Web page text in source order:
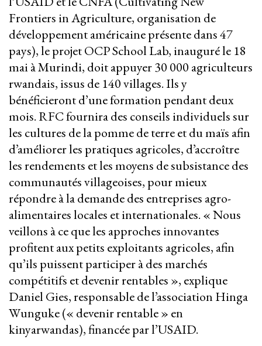
Frontiers in Agriculture, organisation de
développement américaine présente dans 47
pays), le projet OCP School Lab, inauguré le 18
mai à Murindi, doit appuyer 30 000 agriculteurs
rwandais, issus de 140 villages. Ils y
bénéficieront d’une formation pendant deux
mois. RFC fournira des conseils individuels sur
les cultures de la pomme de terre et du maïs afin
d’améliorer les pratiques agricoles, d’accroître
les rendements et les moyens de subsistance des
communautés villageoises, pour mieux
répondre à la demande des entreprises agro-
alimentaires locales et internationales. « Nous
veillons à ce que les approches innovantes
profitent aux petits exploitants agricoles, afin
qu’ils puissent participer à des marchés
compétitifs et devenir rentables », explique
Daniel Gies, responsable de l’association Hinga
Wunguke (« devenir rentable » en
kinyarwandas), financée par l’USAID.